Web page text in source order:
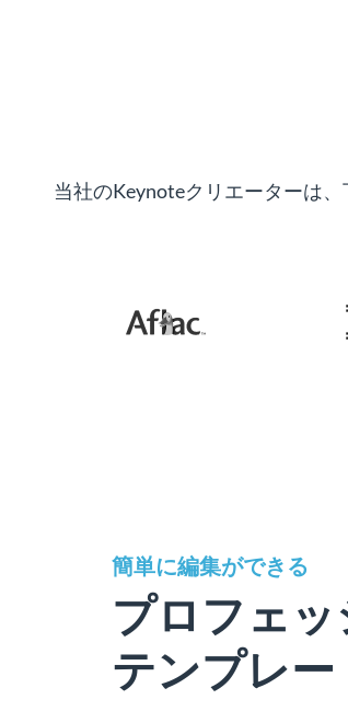
当社のKeynoteクリエーターは
簡単に編集ができる
プロフェ
テンプレー